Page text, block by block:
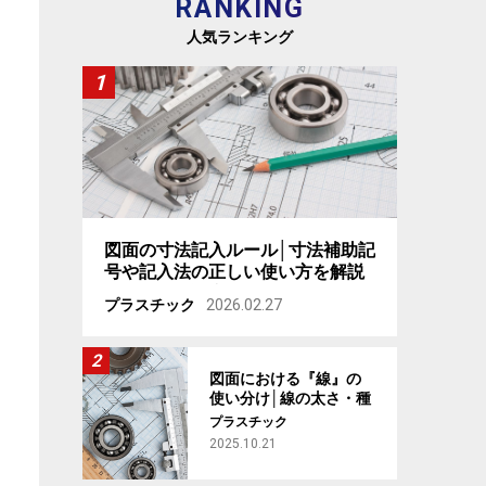
RANKING
人気ランキング
図面の寸法記入ルール│寸法補助記
号や記入法の正しい使い方を解説
【製図基礎講座 #3】
プラスチック 2026.02.27
図面における『線』の
使い分け│線の太さ・種
類・用途を解説 【製図
基礎講座 #2】
プラスチック
2025.10.21